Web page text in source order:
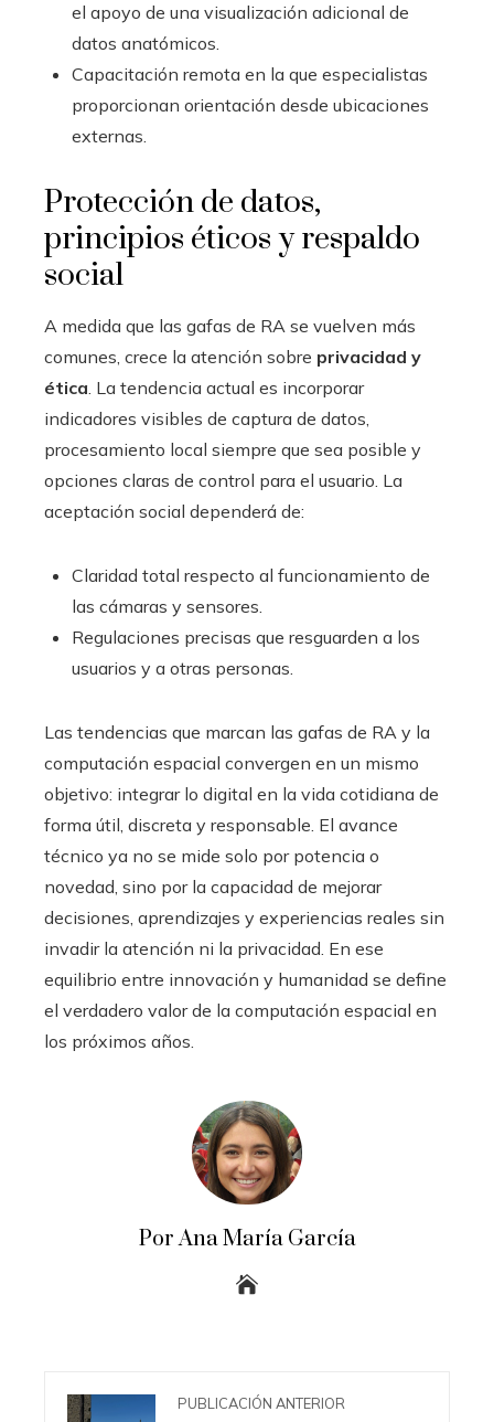
el apoyo de una visualización adicional de
datos anatómicos.
Capacitación remota en la que especialistas
proporcionan orientación desde ubicaciones
externas.
Protección de datos,
principios éticos y respaldo
social
A medida que las gafas de RA se vuelven más
comunes, crece la atención sobre privacidad y
ética. La tendencia actual es incorporar
indicadores visibles de captura de datos,
procesamiento local siempre que sea posible y
opciones claras de control para el usuario. La
aceptación social dependerá de:
Claridad total respecto al funcionamiento de
las cámaras y sensores.
Regulaciones precisas que resguarden a los
usuarios y a otras personas.
Las tendencias que marcan las gafas de RA y la
computación espacial convergen en un mismo
objetivo: integrar lo digital en la vida cotidiana de
forma útil, discreta y responsable. El avance
técnico ya no se mide solo por potencia o
novedad, sino por la capacidad de mejorar
decisiones, aprendizajes y experiencias reales sin
invadir la atención ni la privacidad. En ese
equilibrio entre innovación y humanidad se define
el verdadero valor de la computación espacial en
los próximos años.
Por Ana María García
PUBLICACIÓN ANTERIOR